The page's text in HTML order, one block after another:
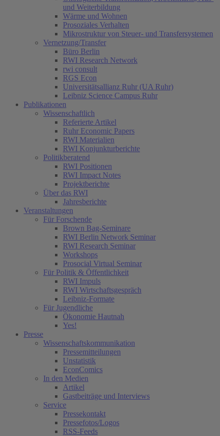
und Weiterbildung
Wärme und Wohnen
Prosoziales Verhalten
Mikrostruktur von Steuer- und Transfersystemen
Vernetzung/Transfer
Büro Berlin
RWI Research Network
rwi consult
RGS Econ
Universitätsallianz Ruhr (UA Ruhr)
Leibniz Science Campus Ruhr
Publikationen
Wissenschaftlich
Referierte Artikel
Ruhr Economic Papers
RWI Materialien
RWI Konjunkturberichte
Politikberatend
RWI Positionen
RWI Impact Notes
Projektberichte
Über das RWI
Jahresberichte
Veranstaltungen
Für Forschende
Brown Bag-Seminare
RWI Berlin Network Seminar
RWI Research Seminar
Workshops
Prosocial Virtual Seminar
Für Politik & Öffentlichkeit
RWI Impuls
RWI Wirtschaftsgespräch
Leibniz-Formate
Für Jugendliche
Ökonomie Hautnah
Yes!
Presse
Wissenschaftskommunikation
Pressemitteilungen
Unstatistik
EconComics
In den Medien
Artikel
Gastbeiträge und Interviews
Service
Pressekontakt
Pressefotos/Logos
RSS-Feeds